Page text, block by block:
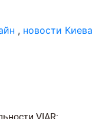
, новости Киева